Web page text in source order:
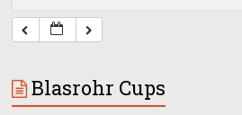
Blasrohr Cups